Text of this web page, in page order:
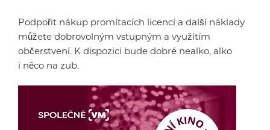
Podpořit nákup promítacích licencí a další náklady
můžete dobrovolným vstupným a využitím
občerstvení. K dispozici bude dobré nealko, alko
i něco na zub.